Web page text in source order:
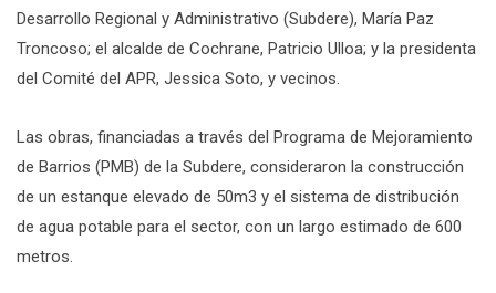
Desarrollo Regional y Administrativo (Subdere), María Paz
Troncoso; el alcalde de Cochrane, Patricio Ulloa; y la presidenta
del Comité del APR, Jessica Soto, y vecinos.
Las obras, financiadas a través del Programa de Mejoramiento
de Barrios (PMB) de la Subdere, consideraron la construcción
de un estanque elevado de 50m3 y el sistema de distribución
de agua potable para el sector, con un largo estimado de 600
metros.